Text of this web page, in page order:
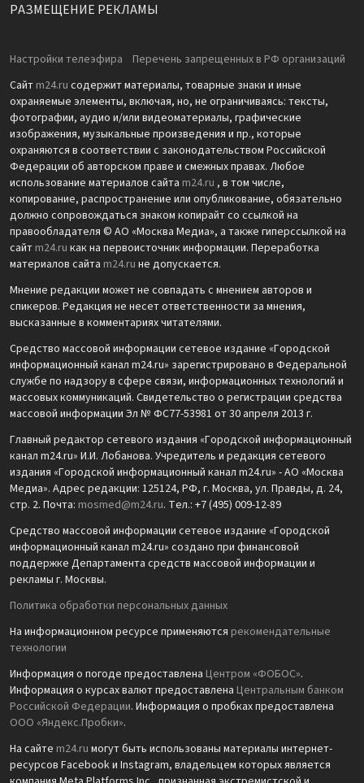
РАЗМЕЩЕНИЕ РЕКЛАМЫ
Настройки телеэфира
Перечень запрещенных в РФ организаций
Сайт m24.ru содержит материалы, товарные знаки и иные
охраняемые элементы, включая, но, не ограничиваясь: тексты,
фотографии, аудио и/или видеоматериалы, графические
изображения, музыкальные произведения и пр., которые
охраняются в соответствии с законодательством Российской
Федерации об авторском праве и смежных правах. Любое
использование материалов сайта m24.ru , в том числе,
копирование, распространение или опубликование, обязательно
должно сопровождаться знаком копирайт со ссылкой на
правообладателя © АО «Москва Медиа», а также гиперссылкой на
сайт m24.ru как на первоисточник информации. Переработка
материалов сайта m24.ru не допускается.
Мнение редакции может не совпадать с мнением авторов и
спикеров. Редакция не несет ответственности за мнения,
высказанные в комментариях читателями.
Средство массовой информации сетевое издание «Городской
информационный канал m24.ru» зарегистрировано в Федеральной
службе по надзору в сфере связи, информационных технологий и
массовых коммуникаций. Свидетельство о регистрации средства
массовой информации Эл № ФС77-53981 от 30 апреля 2013 г.
Главный редактор сетевого издания «Городской информационный
канал m24.ru» И.И. Лобанова. Учредитель и редакция сетевого
издания «Городской информационный канал m24.ru» - АО «Москва
Медиа». Адрес редакции: 125124, РФ, г. Москва, ул. Правды, д. 24,
стр. 2. Почта: mosmed@m24.ru. Тел.: +7 (495) 009-12-89
Средство массовой информации сетевое издание «Городской
информационный канал m24.ru» создано при финансовой
поддержке Департамента средств массовой информации и
рекламы г. Москвы.
Политика обработки персональных данных
На информационном ресурсе применяются рекомендательные
технологии
Информация о погоде предоставлена Центром «ФОБОС».
Информация о курсах валют предоставлена Центральным банком
Российской Федерации. Информация о пробках предоставлена
ООО «Яндекс.Пробки».
На сайте m24.ru могут быть использованы материалы интернет-
ресурсов Facebook и Instagram, владельцем которых является